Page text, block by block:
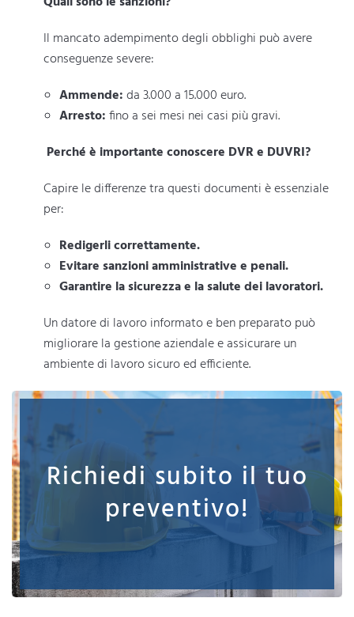
Il mancato adempimento degli obblighi può avere
conseguenze severe:
Ammende:da 3.000 a 15.000 euro.
Arresto:fino a sei mesi nei casi più gravi.
Perché è importante conoscere DVR e DUVRI?
Capire le differenze tra questi documenti è essenziale
per:
Redigerli correttamente.
Evitare sanzioni amministrative e penali.
Garantire la sicurezza e la salute dei lavoratori.
Un datore di lavoro informato e ben preparato può
migliorare la gestione aziendale e assicurare un
ambiente di lavoro sicuro ed efficiente.
Richiedi subito il tuo
preventivo!